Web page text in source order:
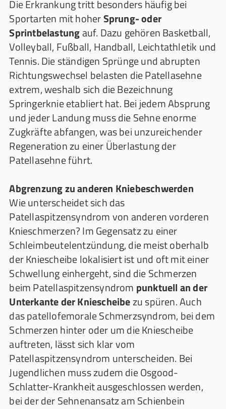
Die Erkrankung tritt besonders häufig bei
Sportarten mit hoherSprung- oder
Sprintbelastungauf. Dazu gehören Basketball,
Volleyball, Fußball, Handball, Leichtathletik und
Tennis. Die ständigen Sprünge und abrupten
Richtungswechsel belasten die Patellasehne
extrem, weshalb sich die Bezeichnung
Springerknie etabliert hat. Bei jedem Absprung
und jeder Landung muss die Sehne enorme
Zugkräfte abfangen, was bei unzureichender
Regeneration zu einer Überlastung der
Patellasehne führt.
Abgrenzung zu anderen Kniebeschwerden
Wie unterscheidet sich das
Patellaspitzensyndrom von anderen vorderen
Knieschmerzen? Im Gegensatz zu einer
Schleimbeutelentzündung, die meist oberhalb
der Kniescheibe lokalisiert ist und oft mit einer
Schwellung einhergeht, sind die Schmerzen
beim Patellaspitzensyndrom punktuell an der
Unterkante der Kniescheibezu spüren. Auch
das patellofemorale Schmerzsyndrom, bei dem
Schmerzen hinter oder um die Kniescheibe
auftreten, lässt sich klar vom
Patellaspitzensyndrom unterscheiden. Bei
Jugendlichen muss zudem die Osgood-
Schlatter-Krankheit ausgeschlossen werden,
bei der der Sehnenansatz am Schienbein